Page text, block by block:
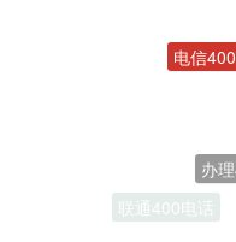
联通400电话
电信